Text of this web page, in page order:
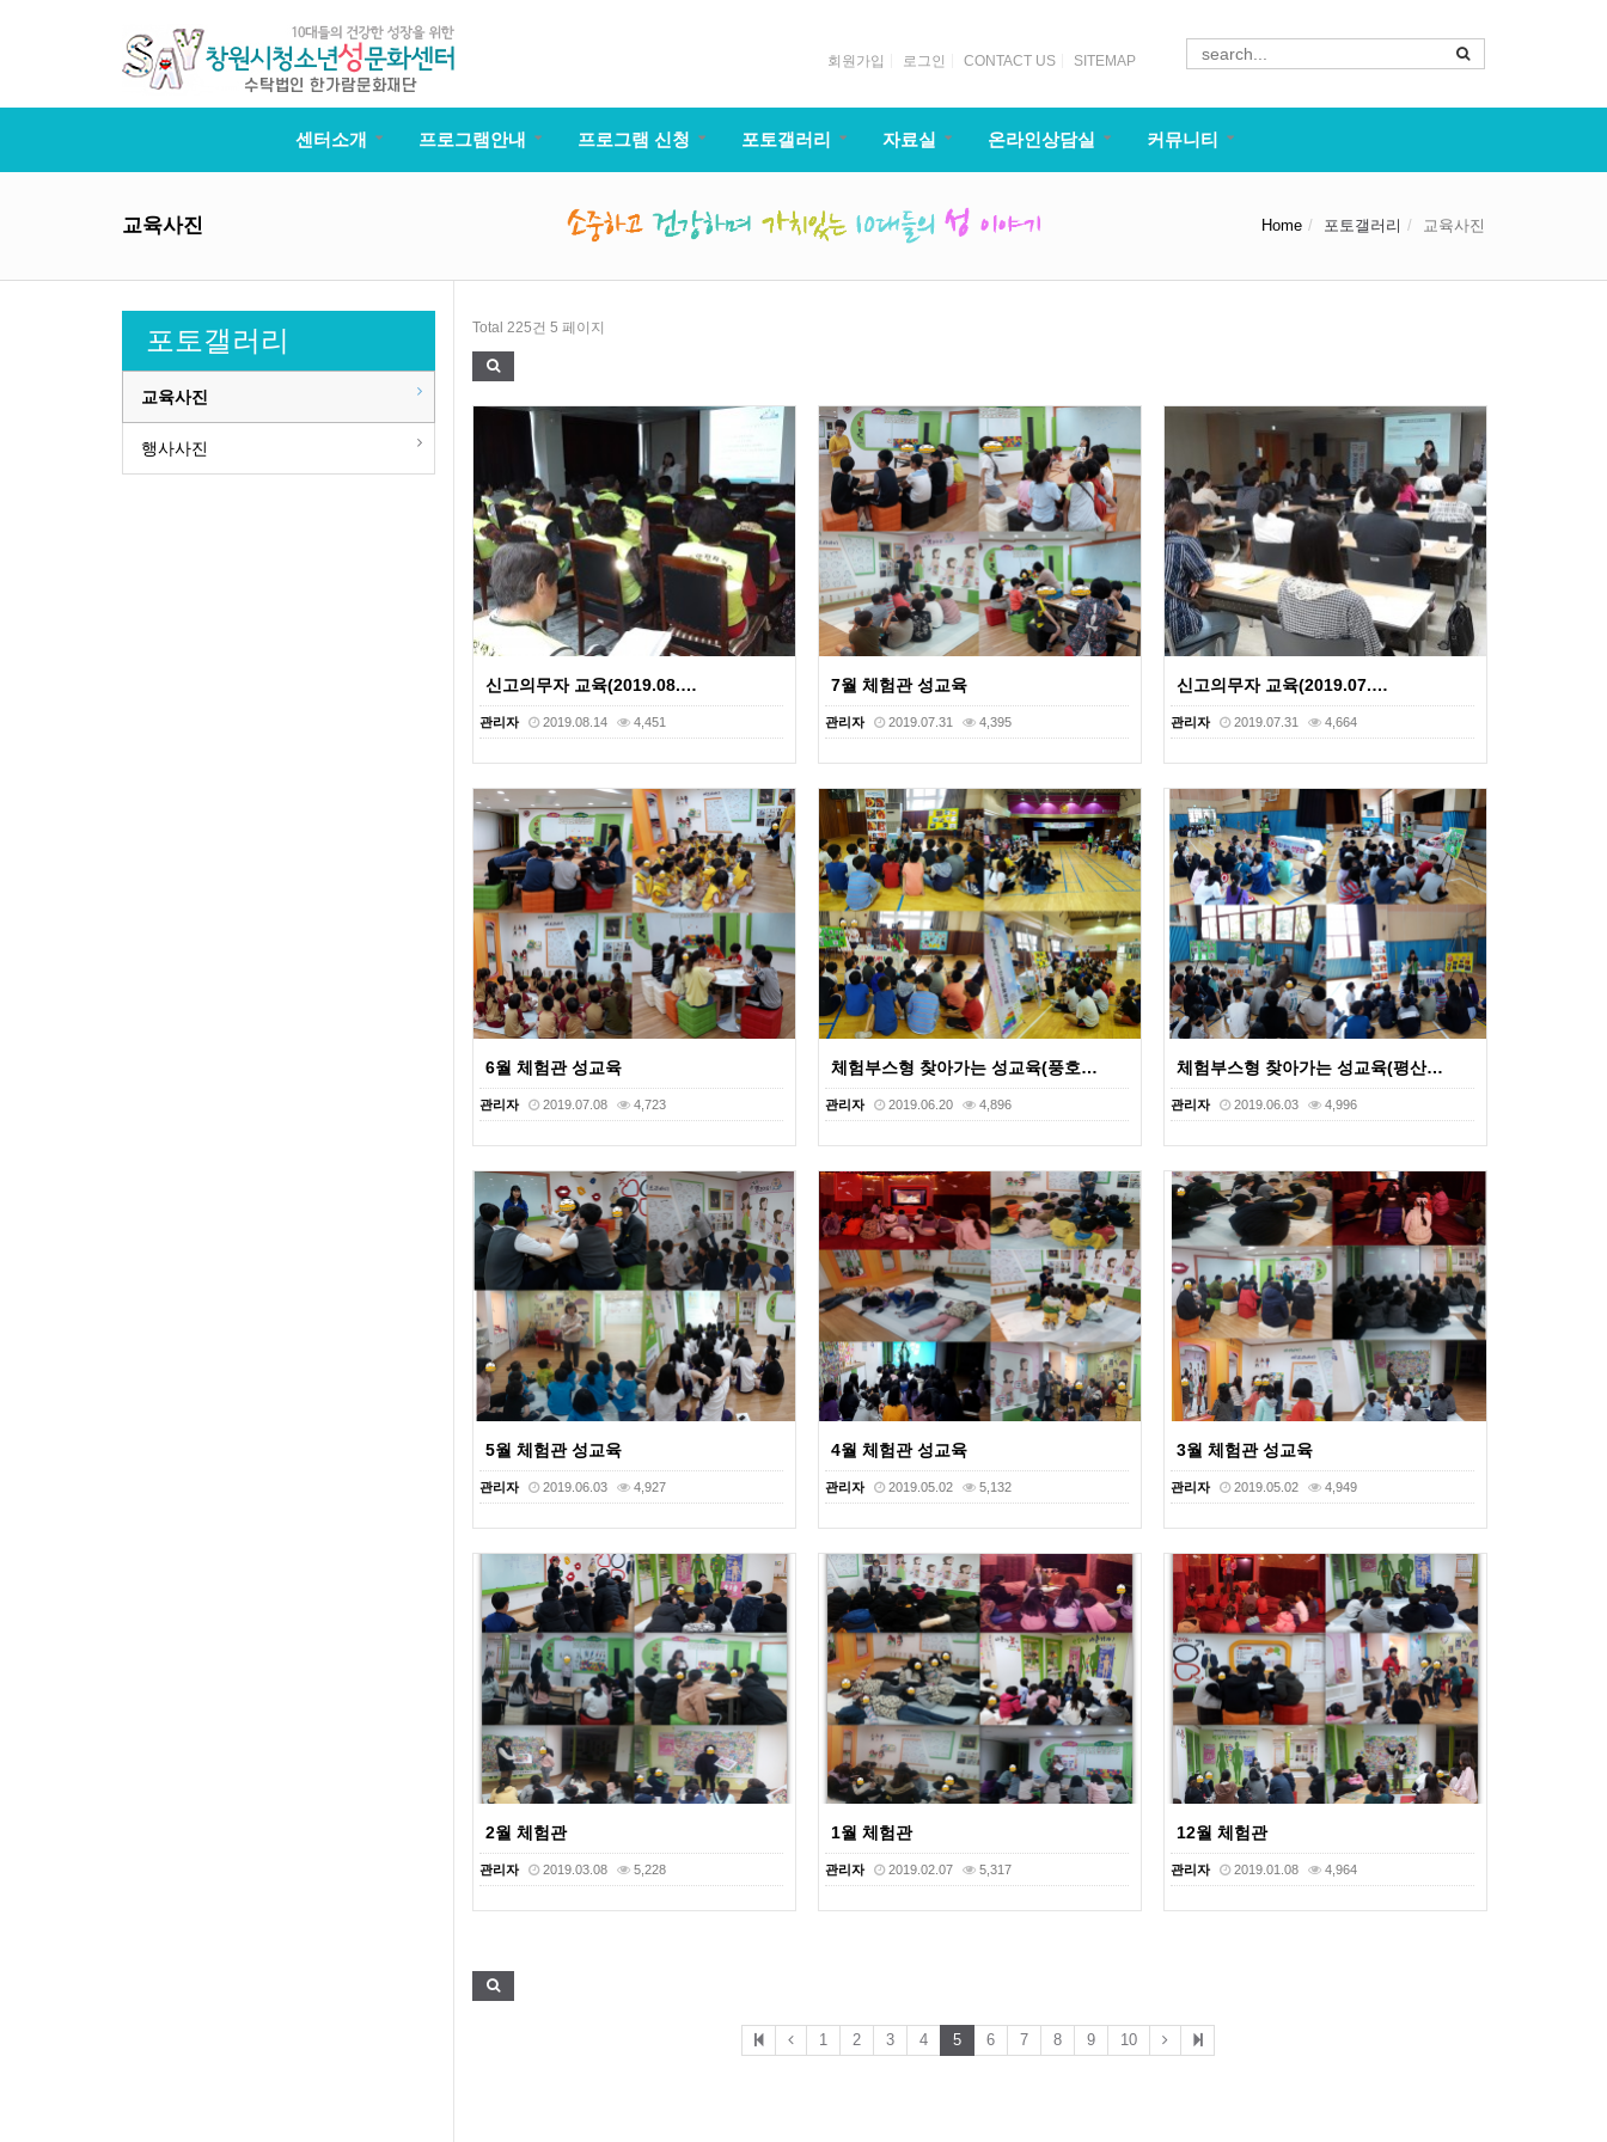
회원가입 로그인 CONTACT US SITEMAP
센터소개 프로그램안내 프로그램 신청 포토갤러리 자료실 온라인상담실 커뮤니티
교육사진 Home 포토갤러리 교육사진
포토갤러리
교육사진
행사사진
Total 225건 5 페이지
신고의무자 교육(2019.08.…
관리자 2019.08.14 4,451
7월 체험관 성교육
관리자 2019.07.31 4,395
신고의무자 교육(2019.07.…
관리자 2019.07.31 4,664
6월 체험관 성교육
관리자 2019.07.08 4,723
체험부스형 찾아가는 성교육(풍호…
관리자 2019.06.20 4,896
체험부스형 찾아가는 성교육(평산…
관리자 2019.06.03 4,996
5월 체험관 성교육
관리자 2019.06.03 4,927
4월 체험관 성교육
관리자 2019.05.02 5,132
3월 체험관 성교육
관리자 2019.05.02 4,949
2월 체험관
관리자 2019.03.08 5,228
1월 체험관
관리자 2019.02.07 5,317
12월 체험관
관리자 2019.01.08 4,964
1 2 3 4 5 6 7 8 9 10